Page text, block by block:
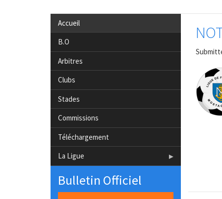
l'utilisateur
Accueil
B.O
Arbitres
Clubs
Stades
Commissions
Téléchargement
La Ligue
Bulletin Officiel